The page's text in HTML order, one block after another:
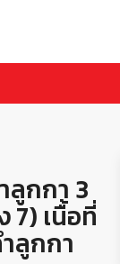
ลูกกา 3
7) เนื้อที่
ลูกกา